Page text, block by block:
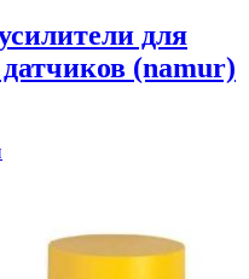
для
(namur)